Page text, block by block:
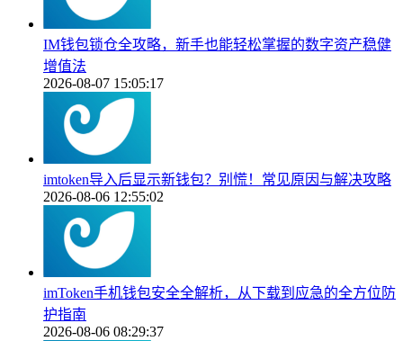
IM钱包锁仓全攻略，新手也能轻松掌握的数字资产稳健
增值法
2026-08-07 15:05:17
imtoken导入后显示新钱包？别慌！常见原因与解决攻略
2026-08-06 12:55:02
imToken手机钱包安全全解析，从下载到应急的全方位防
护指南
2026-08-06 08:29:37